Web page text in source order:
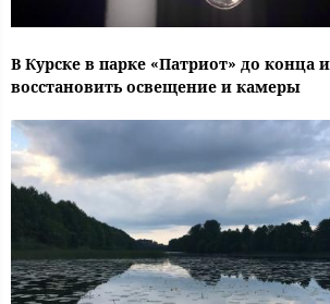
В Курске в парке «Патриот» до конца
восстановить освещение и камеры